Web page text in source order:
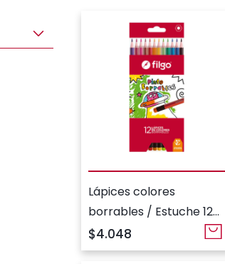
Lápices colores
borrables / Estuche 12
surtido
$4.048